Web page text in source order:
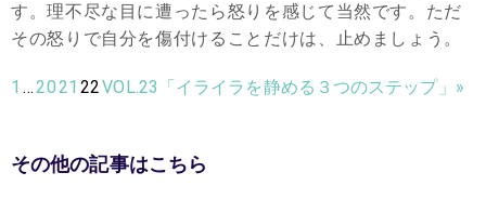
す。理不尽な目に遭ったら怒りを感じて当然です。ただ
その怒りで自分を傷付けることだけは、止めましょう。
1 …2021 22VOL.23「イライラを静める３つのステップ」»
その他の記事はこちら